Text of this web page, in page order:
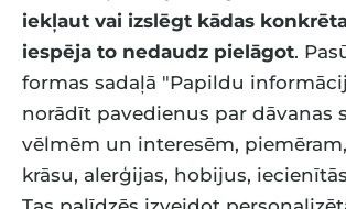
iekļaut vai izslēgt kādas
iespēja to nedaudz pielāgot.
formas sadaļā "Papildu
norādīt pavedienus par dāvanas
vēlmēm un interesēm,
krāsu, alerģijas, hobijus,